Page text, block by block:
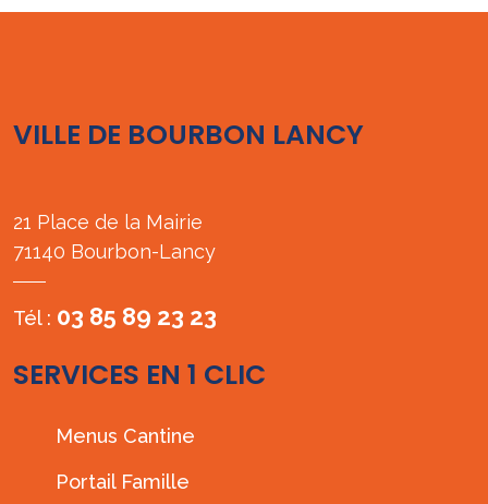
VILLE DE BOURBON LANCY
21 Place de la Mairie
71140 Bourbon-Lancy
Tél : 03 85 89 23 23
SERVICES EN 1 CLIC
Menus Cantine
Portail Famille